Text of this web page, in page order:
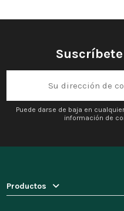
Puede darse de baja en
información de
Productos